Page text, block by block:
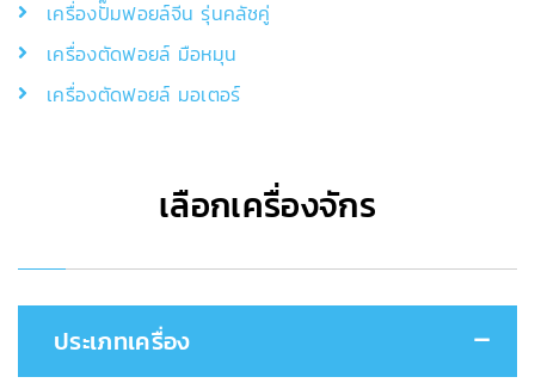
เครื่องปั๊มฟอยล์จีน รุ่นคลัชคู่
เครื่องตัดฟอยล์ มือหมุน
เครื่องตัดฟอยล์ มอเตอร์
เลือกเครื่องจักร
ประเภทเครื่อง